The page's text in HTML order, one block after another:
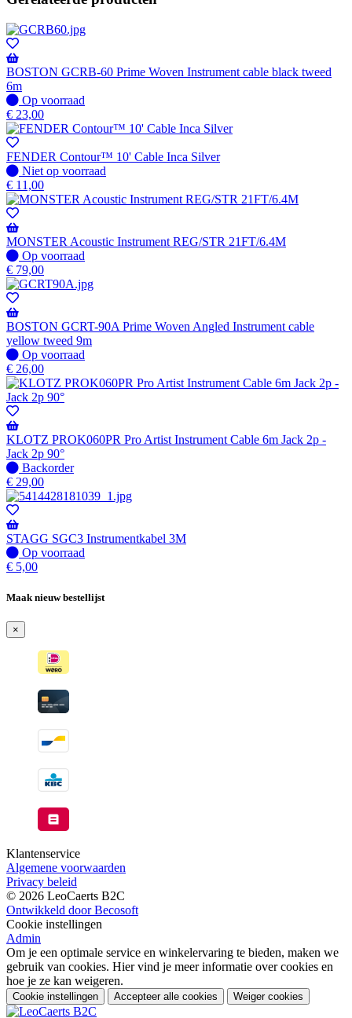
BOSTON GCRB-60 Prime Woven Instrument cable black tweed
6m
Op
voorraad
Op voorraad
€ 23,00
FENDER Contour™ 10' Cable Inca Silver
Niet
op
voorraad
Niet op voorraad
€ 11,00
MONSTER Acoustic Instrument REG/STR 21FT/6.4M
Op
voorraad
Op voorraad
€ 79,00
BOSTON GCRT-90A Prime Woven Angled Instrument cable
yellow tweed 9m
Op
voorraad
Op voorraad
€ 26,00
KLOTZ PROK060PR Pro Artist Instrument Cable 6m Jack 2p -
Jack 2p 90°
Niet
op
voorraad
-
Wordt
verzonden
wanneer
beschikbaar
Backorder
€ 29,00
STAGG SGC3 Instrumentkabel 3M
Op
voorraad
Op voorraad
€ 5,00
Maak nieuw bestellijst
×
Klantenservice
Algemene voorwaarden
Privacy beleid
© 2026 LeoCaerts B2C
Ontwikkeld door Becosoft
Cookie instellingen
Admin
Om je een optimale service en winkelervaring te bieden, maken we
gebruik van cookies. Hier vind je meer informatie over cookies en
hoe je ze kan weigeren.
Cookie instellingen Accepteer alle cookies Weiger cookies